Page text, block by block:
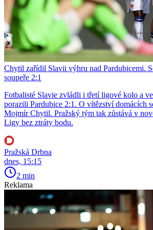
Chytil zařídil Slavii výhru nad Pardubicemi.
soupeře 2:1
Fotbalisté Slavie zvládli i třetí ligové kolo a
porazili Pardubice 2:1. O vítězství domácích
Mojmír Chytil. Pražský tým tak zůstává v
Ligy bez ztráty bodu.
Pražská Drbna
dnes, 15:15
2 min
Reklama